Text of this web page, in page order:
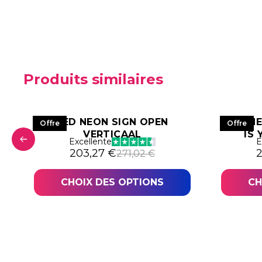
Produits similaires
€.
€.
OffreLED NEON SIGN OPEN
VERTICAAL
Excellente
271,02€
Le prix initial était : 271,02 €.
203,27 €
Le prix actuel est : 203,27 €.
CHOIX DES OPTIONS
Offre
LED
IS